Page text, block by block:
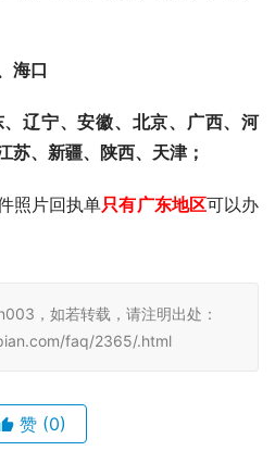
海口
、辽宁、安徽、北京、广西、河
苏、新疆、陕西、天津；
照片回执单只有广东地区可以办
，如若转载，请注明出处：
faq/2365/.html
赞 (0)